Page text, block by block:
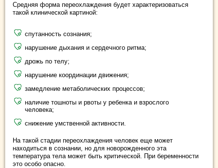
Средняя форма переохлаждения будет характеризоваться
такой клинической картиной:
спутанность сознания;
нарушение дыхания и сердечного ритма;
дрожь по телу;
нарушение координации движения;
замедление метаболических процессов;
наличие тошноты и рвоты у ребенка и взрослого
человека;
снижение умственной активности.
На такой стадии переохлаждения человек еще может
находиться в сознании, но для новорожденного эта
температура тела может быть критической. При беременности
это особо опасно.